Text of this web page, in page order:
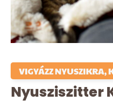
VIGYÁZZ NYUSZIKRA,
Nyusziszitter